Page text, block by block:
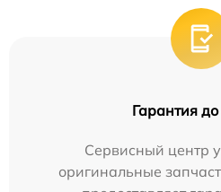
Гарантия
Сервисный центр
оригинальные